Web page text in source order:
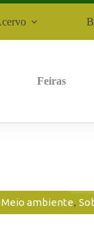
Feiras
Meio ambiente,